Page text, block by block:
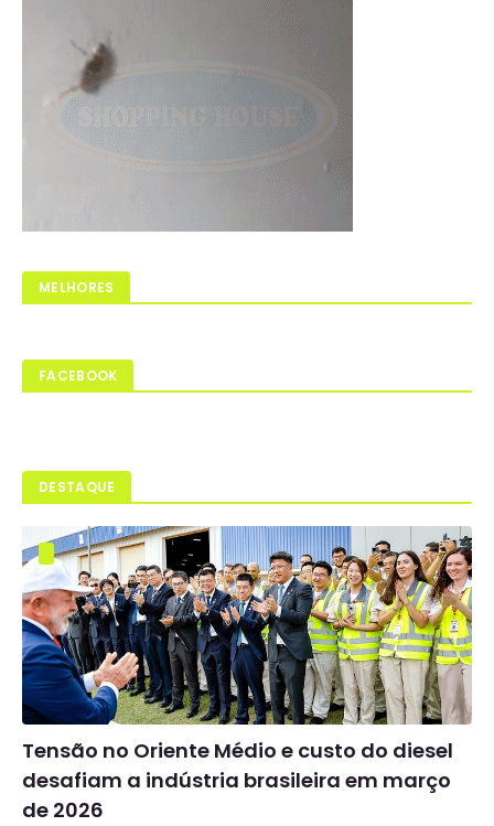
MELHORES
FACEBOOK
DESTAQUE
Tensão no Oriente Médio e custo do diesel
desafiam a indústria brasileira em março
de 2026